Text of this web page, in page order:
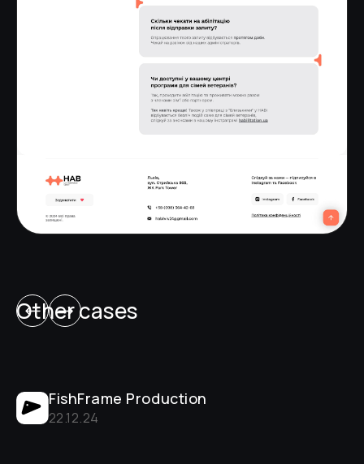
Other cases
FishFrame Production
22.12.24